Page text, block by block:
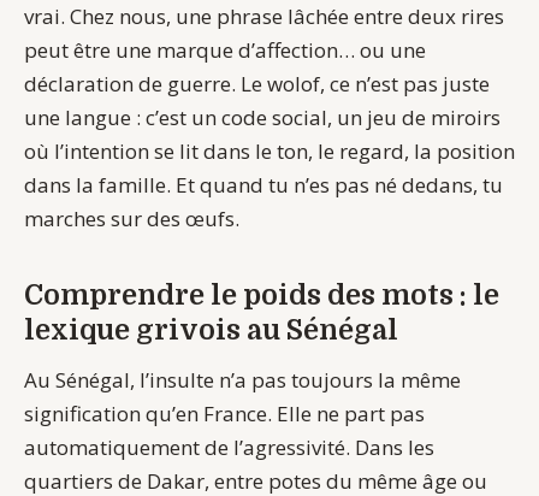
vrai. Chez nous, une phrase lâchée entre deux rires
peut être une marque d’affection… ou une
déclaration de guerre. Le wolof, ce n’est pas juste
une langue : c’est un code social, un jeu de miroirs
où l’intention se lit dans le ton, le regard, la position
dans la famille. Et quand tu n’es pas né dedans, tu
marches sur des œufs.
Comprendre le poids des mots : le
lexique grivois au Sénégal
Au Sénégal, l’insulte n’a pas toujours la même
signification qu’en France. Elle ne part pas
automatiquement de l’agressivité. Dans les
quartiers de Dakar, entre potes du même âge ou